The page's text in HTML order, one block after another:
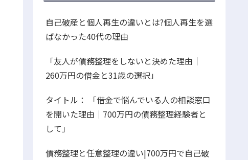
自己破産と個人再生の違いとは?個人再生を選
ばなかった40代の理由
「友人が債務整理をしないと決めた理由｜
260万円の借金と31歳の選択」
タイトル： 「借金で悩んでいる人の相談窓口
を開いた理由｜700万円の債務整理経験者と
して」
債務整理と任意整理の違い|700万円で自己破